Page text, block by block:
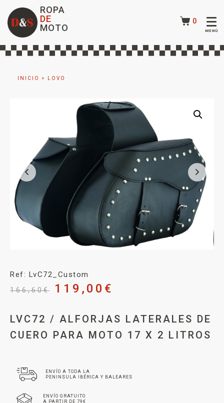
ROPA
DE
MOTO
0
INICIO > LOVO
Ref: LvC72_Custom
166,60€ 119,00 €
LVC72 / ALFORJAS LATERALES DE
CUERO PARA MOTO 17 X 2 LITROS
ENVÍO A TODA LA
PENINSULA IBÉRICA Y BALEARES
ENVÍO GRATUITO
A PARTIR DE 79€